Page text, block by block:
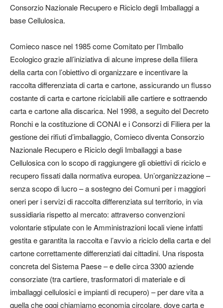
Consorzio Nazionale Recupero e Riciclo degli Imballaggi a
base Cellulosica.
Comieco nasce nel 1985 come Comitato per l’Imballo
Ecologico grazie all’iniziativa di alcune imprese della filiera
della carta con l’obiettivo di organizzare e incentivare la
raccolta differenziata di carta e cartone, assicurando un flusso
costante di carta e cartone riciclabili alle cartiere e sottraendo
carta e cartone alla discarica. Nel 1998, a seguito del Decreto
Ronchi e la costituzione di CONAI e i Consorzi di Filiera per la
gestione dei rifiuti d’imballaggio, Comieco diventa Consorzio
Nazionale Recupero e Riciclo degli Imballaggi a base
Cellulosica con lo scopo di raggiungere gli obiettivi di riciclo e
recupero fissati dalla normativa europea. Un’organizzazione –
senza scopo di lucro – a sostegno dei Comuni per i maggiori
oneri per i servizi di raccolta differenziata sul territorio, in via
sussidiaria rispetto al mercato: attraverso convenzioni
volontarie stipulate con le Amministrazioni locali viene infatti
gestita e garantita la raccolta e l’avvio a riciclo della carta e del
cartone correttamente differenziati dai cittadini. Una risposta
concreta del Sistema Paese – e delle circa 3300 aziende
consorziate (tra cartiere, trasformatori di materiale e di
imballaggi cellulosici e impianti di recupero) – per dare vita a
quella che oggi chiamiamo economia circolare, dove carta e